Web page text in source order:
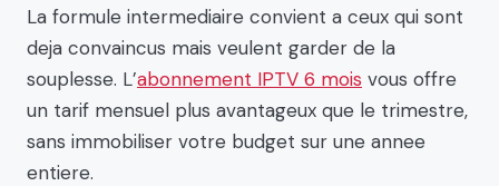
La formule intermediaire convient a ceux qui sont
deja convaincus mais veulent garder de la
souplesse. L’abonnement IPTV 6 mois vous offre
un tarif mensuel plus avantageux que le trimestre,
sans immobiliser votre budget sur une annee
entiere.